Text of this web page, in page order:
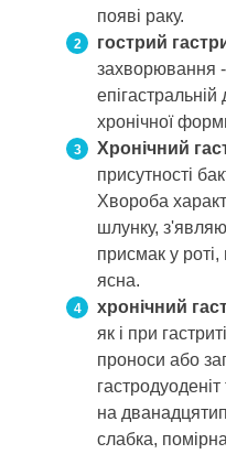
появі раку.
гострий
захворювання -
хронічної
Хронічний
присутності
Хвороба
шлунку,
присмак у
ясна.
хронічний
як і при
проноси або
на
слабка,